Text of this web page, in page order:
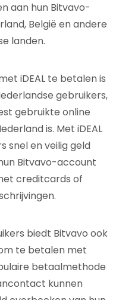
aan hun Bitvavo-
België en andere
landen.
iDEAL te betalen is
gebruikers,
gebruikte online
is. Met iDEAL
snel en veilig geld
Bitvavo-account
creditcards of
biedt Bitvavo ook
te betalen met
betaalmethode
kunnen